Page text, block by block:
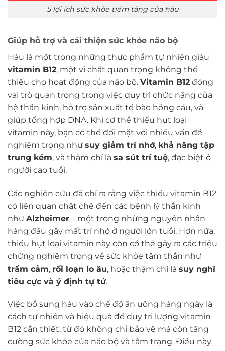
5 lợi ích sức khỏe tiềm tàng của hàu
Giúp hỗ trợ và cải thiện sức khỏe não bộ
Hàu là một trong những thực phẩm tự nhiên giàu
vitamin B12, một vi chất quan trọng không thể
thiếu cho hoạt động của não bộ. Vitamin B12 đóng
vai trò quan trọng trong việc duy trì chức năng của
hệ thần kinh, hỗ trợ sản xuất tế bào hồng cầu, và
giúp tổng hợp DNA. Khi cơ thể thiếu hụt loại
vitamin này, bạn có thể đối mặt với nhiều vấn đề
nghiêm trọng như suy giảm trí nhớ, khả năng tập
trung kém, và thậm chí là sa sút trí tuệ, đặc biệt ở
người cao tuổi.
Các nghiên cứu đã chỉ ra rằng việc thiếu vitamin B12
có liên quan chặt chẽ đến các bệnh lý thần kinh
như Alzheimer – một trong những nguyên nhân
hàng đầu gây mất trí nhớ ở người lớn tuổi. Hơn nữa,
thiếu hụt loại vitamin này còn có thể gây ra các triệu
chứng nghiêm trọng về sức khỏe tâm thần như
trầm cảm, rối loạn lo âu, hoặc thậm chí là suy nghĩ
tiêu cực và ý định tự tử.
Việc bổ sung hàu vào chế độ ăn uống hàng ngày là
cách tự nhiên và hiệu quả để duy trì lượng vitamin
B12 cần thiết, từ đó không chỉ bảo vệ mà còn tăng
cường sức khỏe của não bộ và tâm trạng. Điều này